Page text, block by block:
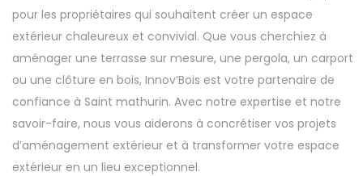
pour les propriétaires qui souhaitent créer un espace
extérieur chaleureux et convivial. Que vous cherchiez à
aménager une terrasse sur mesure, une pergola, un carport
ou une clôture en bois, Innov’Bois est votre partenaire de
confiance à Saint mathurin. Avec notre expertise et notre
savoir-faire, nous vous aiderons à concrétiser vos projets
d’aménagement extérieur et à transformer votre espace
extérieur en un lieu exceptionnel.